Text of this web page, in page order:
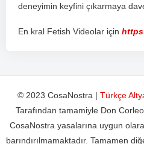
deneyimin keyfini çıkarmaya d
En kral Fetish Videolar için
© 2023 CosaNostra | Türkçe
Tarafından tamamiyle Don
CosaNostra yasalarına uygun
barındırılmamaktadır. Tamamen